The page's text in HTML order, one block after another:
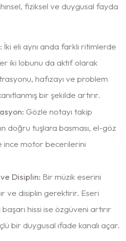
fiziksel ve duygusal fayda
İki eli aynı anda farklı ritimlerde
iki lobunu da aktif olarak
hafızayı ve problem
bir şekilde artırır.
Gözle notayı takip
doğru tuşlara basması, el-göz
ince motor becerilerini
Disiplin: Bir müzik eserini
ve disiplin gerektirir. Eseri
hissi ise özgüveni artırır
bir duygusal ifade kanalı açar.